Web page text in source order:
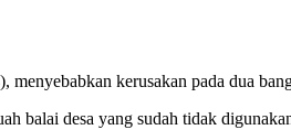
kerusakan pada dua
balai desa yang sudah tidak